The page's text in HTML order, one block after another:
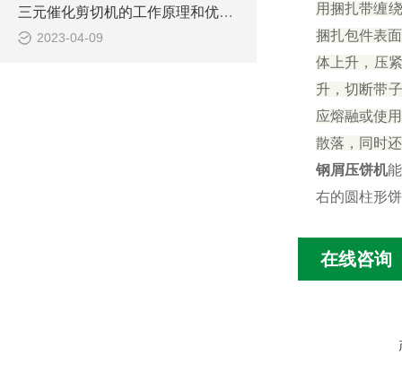
三元催化剪切机的工作原理和优势介绍
2023-04-09
用捆扎带缠
捆扎包件表
体上升，压
升，切断带
应熔融或使
散落，同时
钢屑压饼机
右的圆柱形
在线咨询